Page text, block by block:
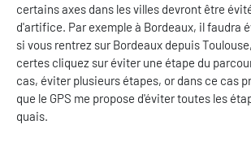
certains axes dans les villes devront être
d'artifice. Par exemple à Bordeaux, il faudra
si vous rentrez sur Bordeaux depuis
certes cliquez sur éviter une étape du
cas, éviter plusieurs étapes, or dans ce cas
que le GPS me propose d'éviter toutes les
quais.